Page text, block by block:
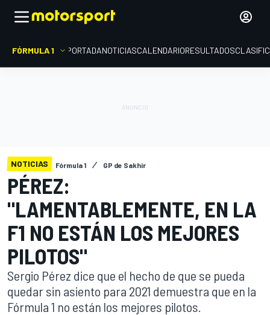
FÓRMULA 1 PORTADANOTICIASCALENDARIORESULTADOS
NOTICIAS Fórmula 1 GP de Sakhir
PÉREZ:
"LAMENTABLEMENTE, EN LA
F1 NO ESTÁN LOS MEJORES
PILOTOS"
Sergio Pérez dice que el hecho de que se pueda
quedar sin asiento para 2021 demuestra que en la
Fórmula 1 no están los mejores pilotos.